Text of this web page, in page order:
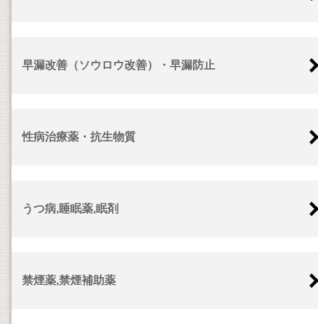
早漏改善（ソウロウ改善）・早漏防止
性病治療薬・抗生物質
うつ病,睡眠薬,眠剤
禁煙薬,禁煙補助薬